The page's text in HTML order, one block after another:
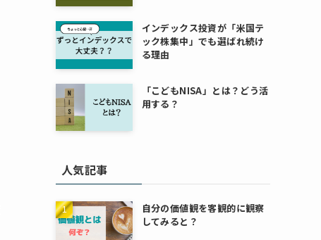
インデックス投資が「米国テ
ック株集中」でも選ばれ続け
る理由
「こどもNISA」とは？どう活
用する？
人気記事
自分の価値観を客観的に観察
してみると？